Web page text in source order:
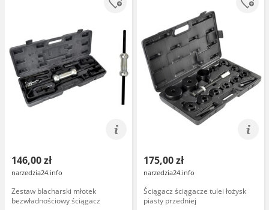
146,00 zł
narzedzia24.info
Zestaw blacharski młotek
bezwładnościowy ściągacz
175,00 zł
narzedzia24.info
Ściągacz ściągacze tulei łożysk
piasty przedniej